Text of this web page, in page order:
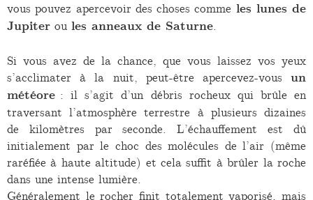
vous pouvez apercevoir des choses comme les lunes de
Jupiter ou les anneaux de Saturne
Si vous avez de la chance, que vous laissez vos yeux
s’acclimater à la nuit, peut-être apercevez-vous un
météore : il s’agit d’un débris rocheux qui brûle en
traversant l’atmosphère terrestre à plusieurs dizaines
de kilomètres par seconde. L’échauffement est dû
initialement par le choc des molécules de l’air (même
raréfiée à haute altitude) et cela suffit à brûler la roche
dans une intense lumière.
Généralement le rocher finit totalement vaporisé, mais